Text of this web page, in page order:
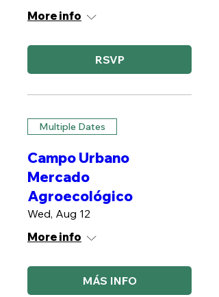
More info
RSVP
Multiple Dates
Campo Urbano
Mercado
Agroecológico
Wed, Aug 12
More info
MÁS INFO